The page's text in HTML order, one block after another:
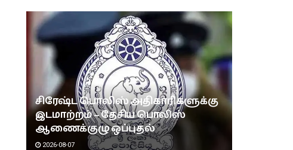
சிரேஷ்ட பொலிஸ் அதிகாரிகளுக்கு
இடமாற்றம் – தேசிய பொலிஸ்
ஆணைக்குழு ஒப்புதல்
2026-08-07